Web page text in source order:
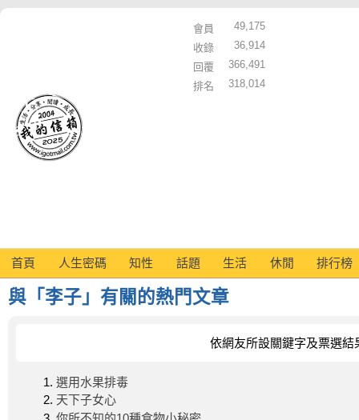
會員
49,175
收錄
36,914
回覆
366,491
排名
318,014
首頁 人生密碼 知性 話題 生活 休閒 排行榜
與「李子」有關的熱門文章
依網友所設關鍵字及票選結
選用水果排毒
天下子女心